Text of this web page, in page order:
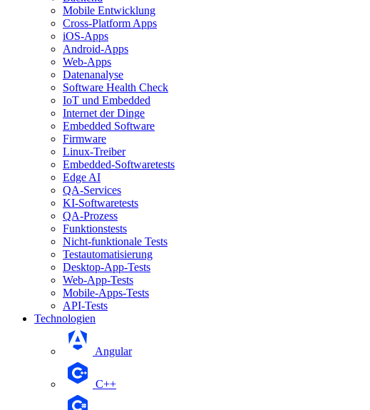
Mobile Entwicklung
Cross-Platform Apps
iOS-Apps
Android-Apps
Web-Apps
Datenanalyse
Software Health Check
IoT und Embedded
Internet der Dinge
Embedded Software
Firmware
Linux-Treiber
Embedded-Softwaretests
Edge AI
QA-Services
KI-Softwaretests
QA-Prozess
Funktionstests
Nicht-funktionale Tests
Testautomatisierung
Desktop-App-Tests
Web-App-Tests
Mobile-Apps-Tests
API-Tests
Technologien
Angular
С++